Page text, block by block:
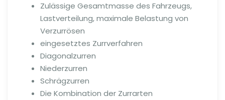
Zulässige Gesamtmasse des Fahrzeugs,
Lastverteilung, maximale Belastung von
Verzurrösen
eingesetztes Zurrverfahren
Diagonalzurren
Niederzurren
Schrägzurren
Die Kombination der Zurrarten